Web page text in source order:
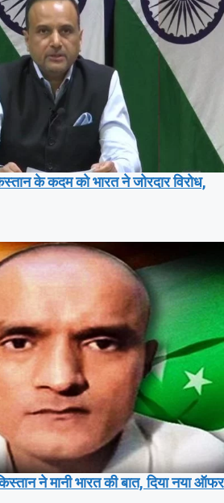
के कदम को भारत ने जोरदार विरोध,
ने मानी भारत की बात, दिया नया ऑफर